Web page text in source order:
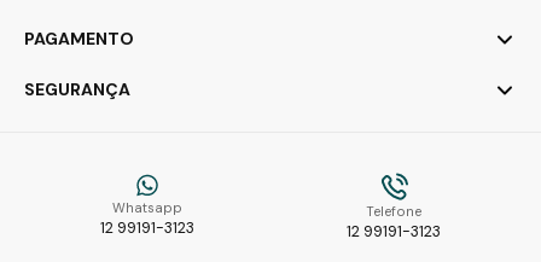
Whatsapp
12 99191-3123
Telefone
12 99191-3123
PAGAMENTO
SEGURANÇA